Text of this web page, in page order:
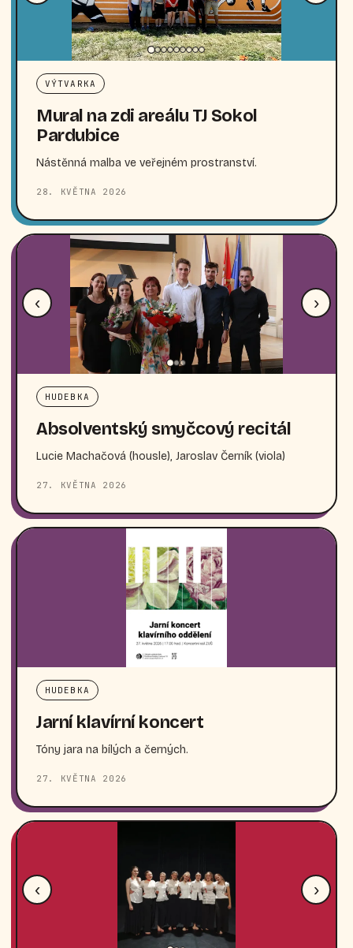
VÝTVARKA
Mural na zdi areálu TJ Sokol
Pardubice
Nástěnná malba ve veřejném prostranství.
28. KVĚTNA 2026
‹ ›
HUDEBKA
Absolventský smyčcový recitál
Lucie Machačová (housle), Jaroslav Černík (viola)
27. KVĚTNA 2026
HUDEBKA
Jarní klavírní koncert
Tóny jara na bílých a černých.
27. KVĚTNA 2026
‹ ›